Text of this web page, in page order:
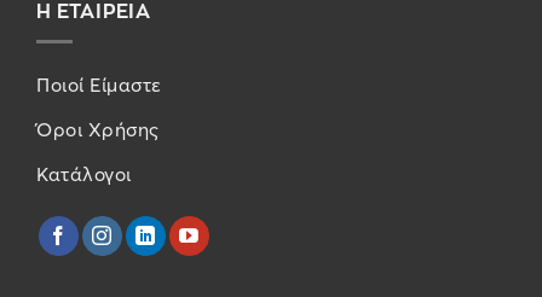
Η ΕΤΑΙΡΕΙΑ
Ποιοί Είμαστε
Όροι Χρήσης
Κατάλογοι